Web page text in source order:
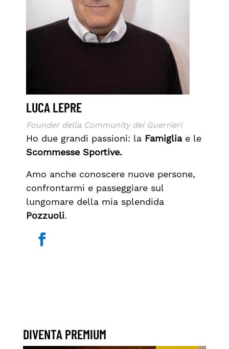
LUCA LEPRE
Founder della Community dei Guerrieri
Ho due grandi passioni: la Famigliae le
Scommesse Sportive.
Amo anche conoscere nuove persone,
confrontarmi e passeggiare sul
lungomare della mia splendida
Pozzuoli.
DIVENTA PREMIUM